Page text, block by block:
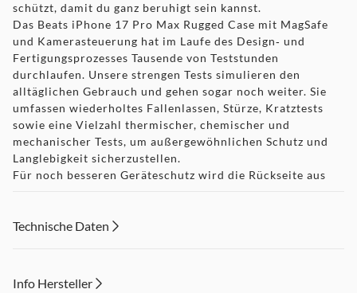
schützt, damit du ganz beruhigt sein kannst.
Das Beats iPhone 17 Pro Max Rugged Case mit MagSafe
und Kamerasteuerung hat im Laufe des Design‑ und
Fertigungs­prozesses Tausende von Teststunden
durchlaufen. Unsere strengen Tests simulieren den
alltäglichen Gebrauch und gehen sogar noch weiter. Sie
umfassen wiederholtes Fallenlassen, Stürze, Kratztests
sowie eine Vielzahl thermischer, chemischer und
mechanischer Tests, um außergewöhnlichen Schutz und
Langlebigkeit sicherzustellen.
Für noch besseren Geräteschutz wird die Rückseite aus
Außenseite mit texturiertem matten Finish ist besonders
für weniger Kratzer und Abrieb auf der Oberfläche sorgt.
Technische Daten
Info Hersteller